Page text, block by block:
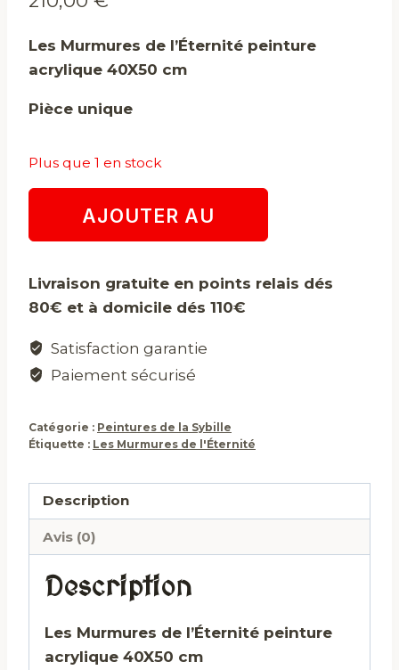
Les Murmures de l’Éternité peinture
acrylique 40X50 cm
Pièce unique
Plus que 1 en stock
quantité
Les
de
l'Éternité
AJOUTER AU
Livraison gratuite en points relais dés
80€ et à domicile dés 110€
Satisfaction garantie
Paiement sécurisé
Catégorie : Peintures de la Sybille
Étiquette : Les Murmures de l'Éternité
Description
Avis (0)
Description
Les Murmures de l’Éternité peinture
acrylique 40X50 cm